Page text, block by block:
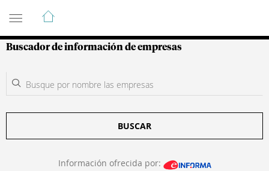
Guía de Empresas Colombianas
Buscador de información de empresas
BUSCAR
Información ofrecida por: